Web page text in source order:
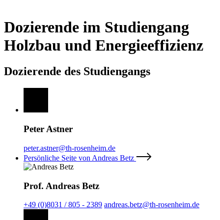
Dozierende im Studiengang
Holzbau und Energieeffizienz
Dozierende des Studiengangs
Peter Astner
peter.astner@th-rosenheim.de
Persönliche Seite von Andreas Betz
Prof. Andreas Betz
+49 (0)8031 / 805 - 2389 andreas.betz@th-rosenheim.de